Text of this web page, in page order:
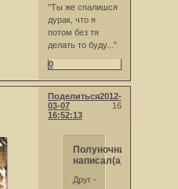
"Ты же спалишся
дурак, что я
потом без тя
делать то буду..."
0
Поделиться
16
2012-
03-07
16:52:13
Полуночник
написал(а):
Друг -